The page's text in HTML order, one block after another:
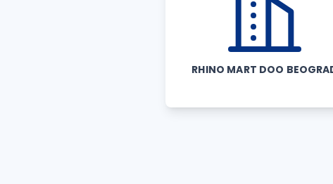
RHINO MART DOO